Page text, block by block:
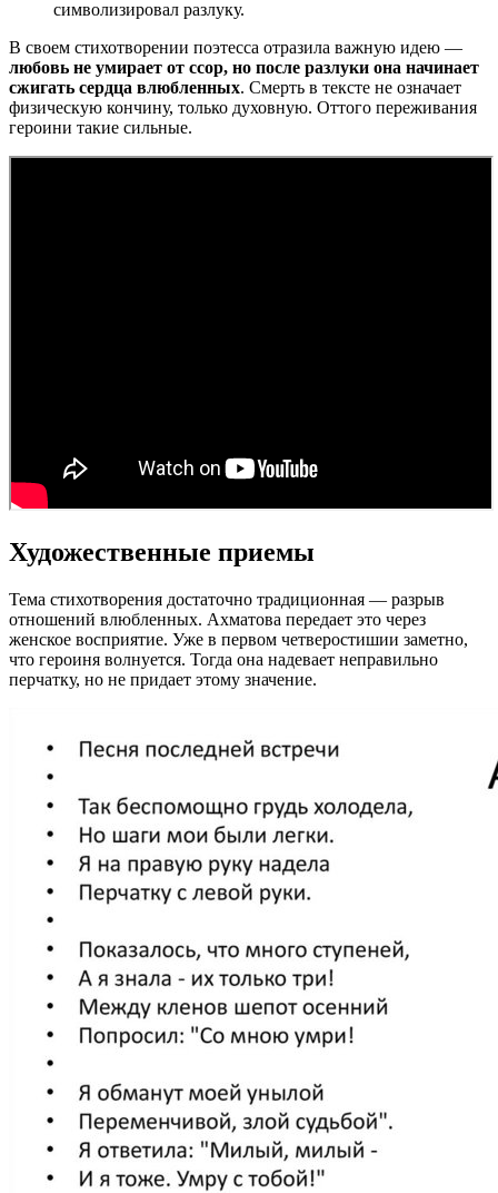
символизировал разлуку.
В своем стихотворении поэтесса отразила важную идею —
любовь не умирает от ссор, но после разлуки она начинает
сжигать сердца влюбленных. Смерть в тексте не означает
физическую кончину, только духовную. Оттого переживания
героини такие сильные.
Художественные приемы
Тема стихотворения достаточно традиционная — разрыв
отношений влюбленных. Ахматова передает это через
женское восприятие. Уже в первом четверостишии заметно,
что героиня волнуется. Тогда она надевает неправильно
перчатку, но не придает этому значение.